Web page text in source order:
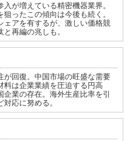
が増えている精密機器業界。
ったこの傾向は今後も続く。
アを有するが、激しい価格競
再編の兆しも。
が回復。中国市場の旺盛な需要
料は企業業績を圧迫する円高
業の存在。海外生産比率を引
応に努める。